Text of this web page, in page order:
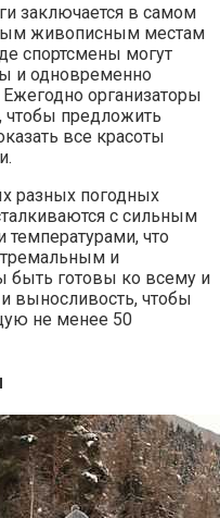
заключается в самом
живописным местам
спортсмены могут
и одновременно
организаторы
чтобы предложить
все красоты
разных погодных
с сильным
что
и
быть готовы ко всему и
выносливость, чтобы
не менее 50